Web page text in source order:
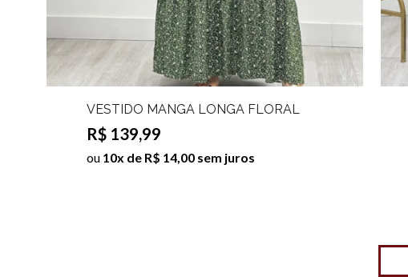
VESTIDO MANGA LONGA FLORAL
STEFANY
R$ 139,99
ou 10x de R$ 14,00 sem juros